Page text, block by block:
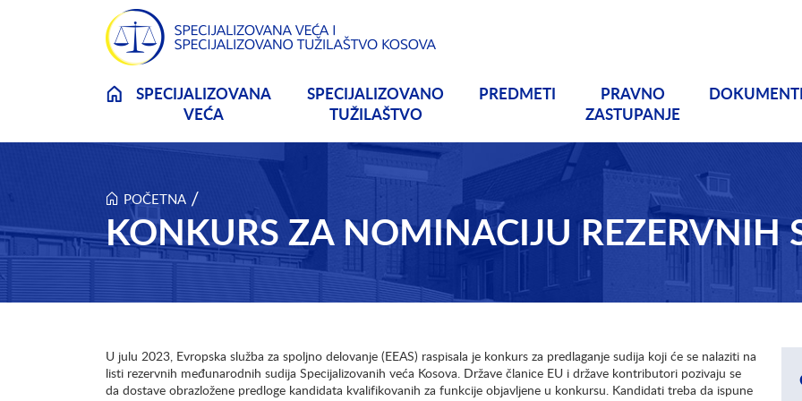
Skip to main content
SPECIJALIZOVANA
VEĆA
SPECIJALIZOVANO
TUŽILAŠTVO
PREDMETI
PRAVNO
ZASTUPANJE
DOKUMENTI
POČETNA /
KONKURS ZA NOMINACIJU REZERVNIH
U julu 2023, Evropska služba za spoljno delovanje (EEAS) raspisala je konkurs za predlaganje sudija koji će se nalaziti na
listi rezervnih međunarodnih sudija Specijalizovanih veća Kosova. Države članice EU i države kontributori pozivaju se
da dostave obrazložene predloge kandidata kvalifikovanih za funkcije objavljene u konkursu. Kandidati treba da ispune